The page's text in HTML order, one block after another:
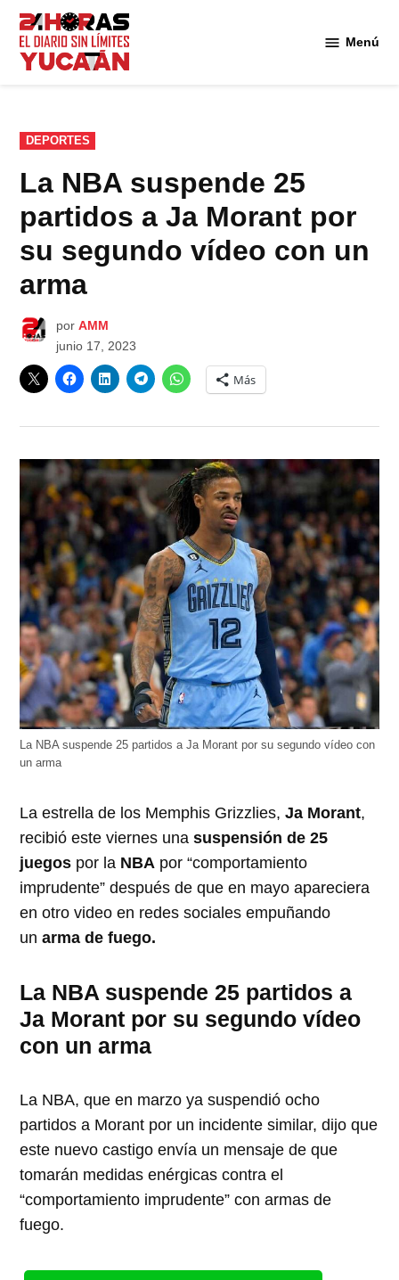
Saltar
contenido
Menú
PUBLICADO
EN
DEPORTES
La NBA suspende 25
partidos a Ja Morant por
su segundo vídeo con un
arma
por AMM
junio 17, 2023
Más
La NBA suspende 25 partidos a Ja Morant por su segundo vídeo con
un arma
La estrella de los Memphis Grizzlies,Ja Morant,
recibió este viernes unasuspensión de 25
juegos por la NBA por “comportamiento
imprudente” después de que en mayo apareciera
en otro video en redes sociales empuñando
unarma de fuego.
La NBA suspende 25 partidos a
Ja Morant por su segundo vídeo
con un arma
La NBA, que en marzo ya suspendió ocho
partidos a Morant por un incidente similar, dijo que
este nuevo castigo envía un mensaje de que
tomarán medidas enérgicas contra el
“comportamiento imprudente” con armas de
fuego.